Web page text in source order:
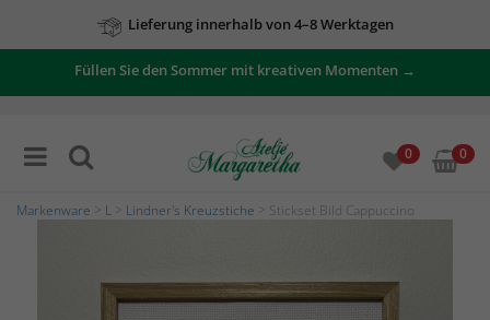
Lieferung innerhalb von 4–8 Werktagen
Füllen Sie den Sommer mit kreativen Momenten →
0 0
Markenware L Lindner's Kreuzstiche > Stickset Bild Cappuccino